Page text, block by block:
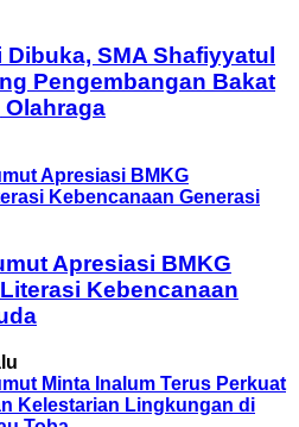
SMA Shafiyyatul
Pengembangan Bakat
Apresiasi BMKG
Kebencanaan